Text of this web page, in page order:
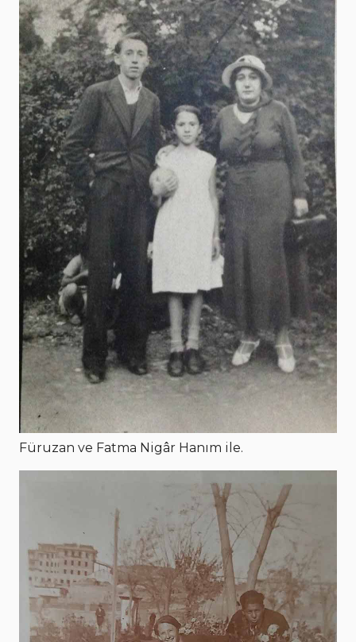
Füruzan ve Fatma Nigâr Hanım ile.